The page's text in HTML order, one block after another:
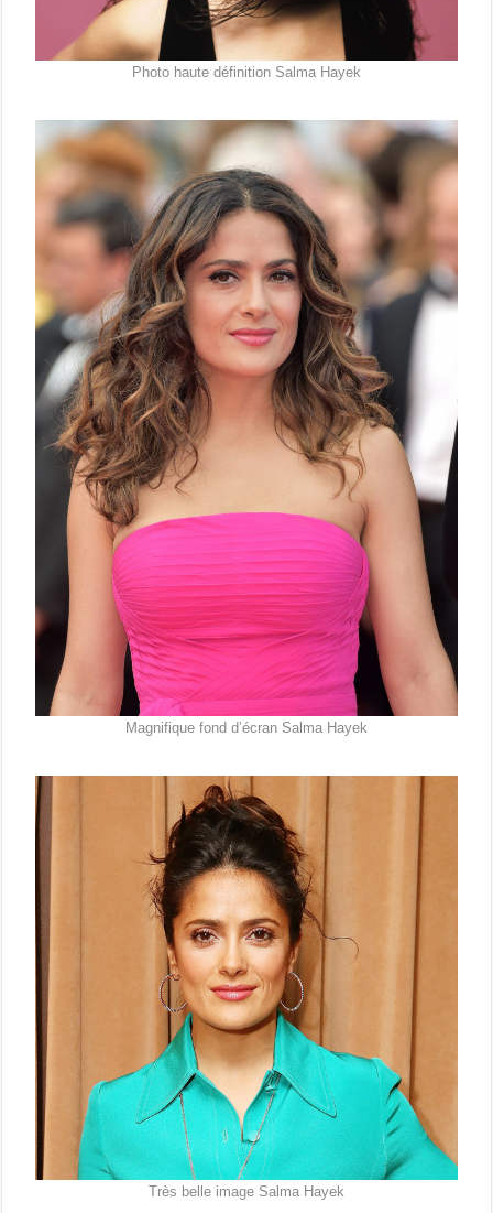
Photo haute définition Salma Hayek
Magnifique fond d’écran Salma Hayek
Très belle image Salma Hayek